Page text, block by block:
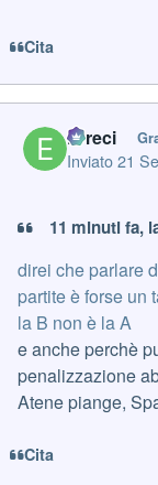
Cita
Erreci
Inviato21
11 minuti fa,
direi che parlare
partite è forse un
la B non è la A
e anche perchè
penalizzazione
Atene piange,
Cita